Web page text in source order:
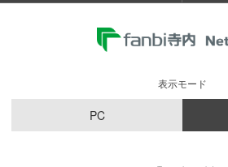
表示モード
PC